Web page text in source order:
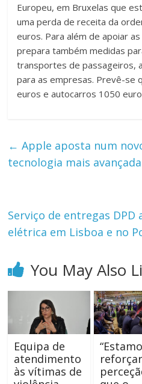
Europeu, em Bruxelas que
uma perda de receita da
euros. Para além de apoiar
prepara também medidas
transportes de passageiros,
para as empresas. Prevê-se
euros e autocarros 1050
← Apple aposta num
tecnologia mais avançada
Serviço de entregas
elétrica em Lisboa e no
You May Also
Equipa de
atendimento
às vítimas de